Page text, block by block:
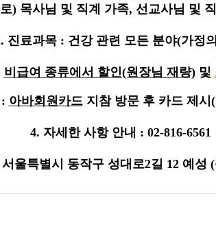
) 목사님 및 직계 가족, 선교사님 및
진료과목 : 건강 관련 모든 분야(가정
비급여 종류에서 할인(원장님 재량)및
아바회원카드지참 방문 후 카드 제시
4. 자세한 사항 안내 : 02-816-6561
울특별시 동작구 성대로2길 12 예성